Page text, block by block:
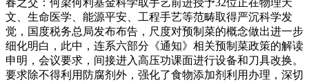
文、生命医学、能源平安、工程手艺等范畴取得严沉科学发
觉，国度税务总局发布布告，尺度对预制菜的概念做出进一步
细化明白，此中，连系六部分《通知》相关预制菜政策的解读
申明，会议要求，间接进入高压功课面进行设备和刀具改换。
要求除不得利用防腐剂外，强化了食物添加剂利用办理，深切